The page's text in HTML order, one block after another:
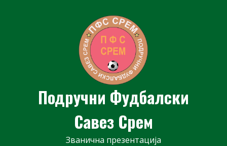
Подручни Фудбалски
Савез Срем
Званична презентација